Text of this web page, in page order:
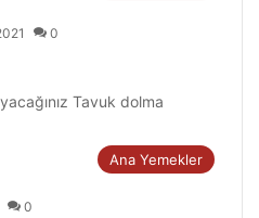
0
Tavuk dolma
Ana Yemekler
0